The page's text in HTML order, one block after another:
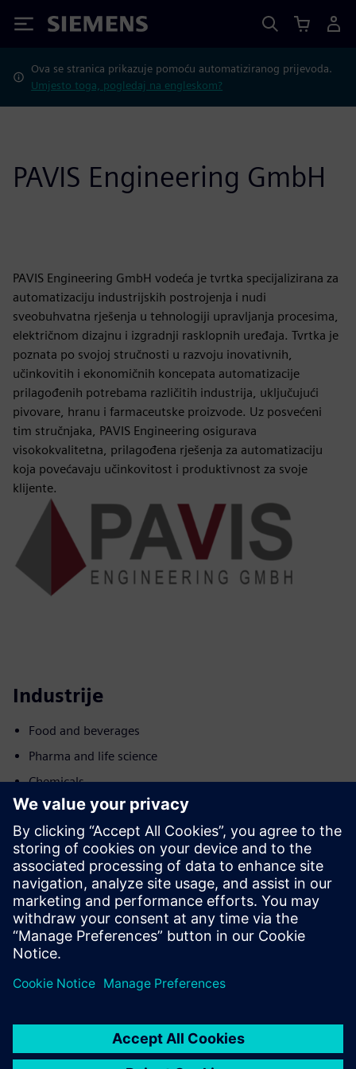
Siemens
Ova se stranica prikazuje pomoću automatiziranog prijevoda.
Umjesto toga, pogledaj na engleskom?
PAVIS Engineering GmbH
PAVIS Engineering GmbH vodeća je tvrtka specijalizirana za
automatizaciju industrijskih postrojenja i nudi
sveobuhvatna rješenja u tehnologiji upravljanja procesima,
električnom dizajnu i izgradnji rasklopnih uređaja. Tvrtka je
poznata po svojoj stručnosti u razvoju inovativnih,
učinkovitih i ekonomičnih koncepata automatizacije
prilagođenih potrebama različitih industrija, uključujući
pivovare, hranu i farmaceutske proizvode. Uz posvećeni
tim stručnjaka, PAVIS Engineering osigurava
visokokvalitetna, prilagođena rješenja za automatizaciju
koja povećavaju učinkovitost i produktivnost za svoje
klijente.
Industrije
Food and beverages
Pharma and life science
Chemicals
Kretanje
Service
Pruža uslugu proizvoda/rješenja tvrtke Siemens Xcelerator
koja pomaže kupcu da ga implementira, integrira, upravlja
ili održava